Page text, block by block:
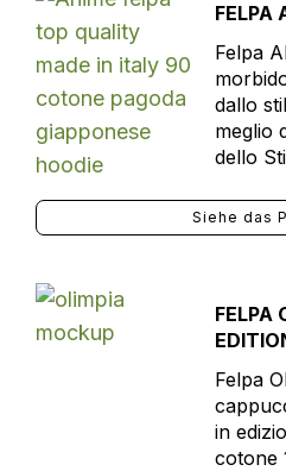
FELPA
Felpa
dallo
meglio
dello
Siehe das
FELPA
Felpa
in
cotone